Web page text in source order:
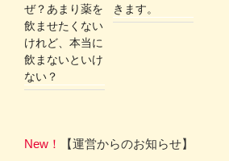
ぜ？あまり薬を
飲ませたくない
けれど、本当に
飲まないといけ
ない？
きます。
New！ 【運営からのお知らせ】